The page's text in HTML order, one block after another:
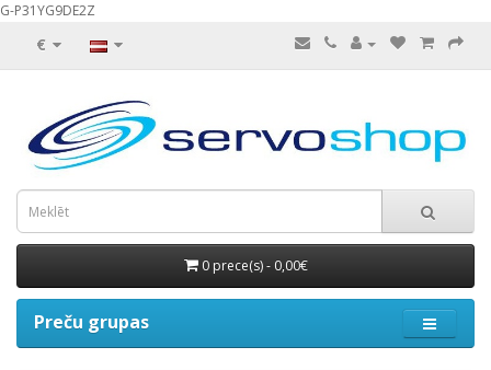
G-P31YG9DE2Z
€
0 prece(s) - 0,00€
Preču grupas